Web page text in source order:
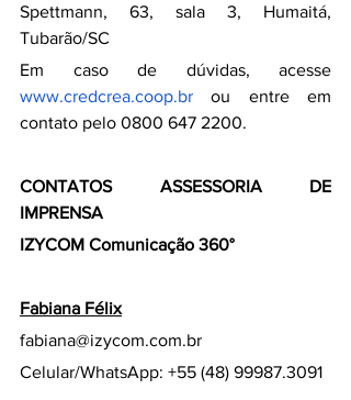
Spettmann, 63, sala 3, Humaitá,
Tubarão/SC
Em caso de dúvidas, acesse
www.credcrea.coop.br ou entre em
contato pelo 0800 647 2200.
CONTATOS ASSESSORIA DE
IMPRENSA
IZYCOM Comunicação 360°
Fabiana Félix
fabiana@izycom.com.br
Celular/WhatsApp: +55 (48) 99987.3091